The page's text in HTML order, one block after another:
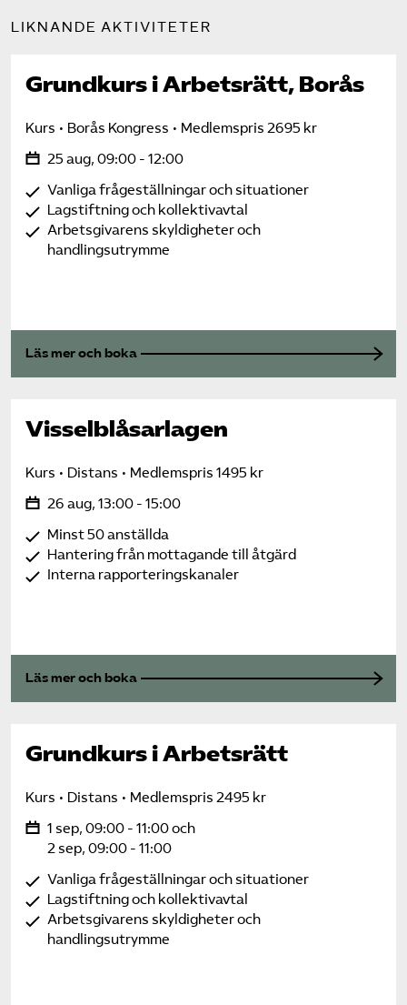
LIKNANDE AKTIVITETER
Grundkurs i Arbetsrätt, Borås
Kurs Borås Kongress
Medlemspris 2695 kr
25 aug, 09:00 - 12:00
Vanliga frågeställningar och situationer
Lagstiftning och kollektivavtal
Arbetsgivarens skyldigheter och
handlingsutrymme
Läs mer och boka
Visselblåsarlagen
Kurs Distans
Medlemspris 1495 kr
26 aug, 13:00 - 15:00
Minst 50 anställda
Hantering från mottagande till åtgärd
Interna rapporteringskanaler
Läs mer och boka
Grundkurs i Arbetsrätt
Kurs Distans
Medlemspris 2495 kr
1 sep, 09:00 - 11:00 och
2 sep, 09:00 - 11:00
Vanliga frågeställningar och situationer
Lagstiftning och kollektivavtal
Arbetsgivarens skyldigheter och
handlingsutrymme